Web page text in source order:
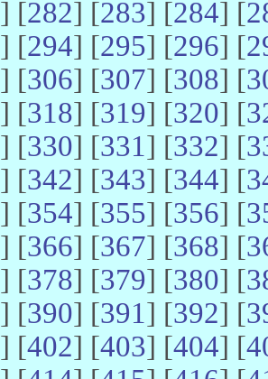
] [282] [283] [284] [
] [294] [295] [296] [
] [306] [307] [308] [
] [318] [319] [320] [
] [330] [331] [332] [
] [342] [343] [344] [
] [354] [355] [356] [
] [366] [367] [368] [
] [378] [379] [380] [
] [390] [391] [392] [
] [402] [403] [404] [